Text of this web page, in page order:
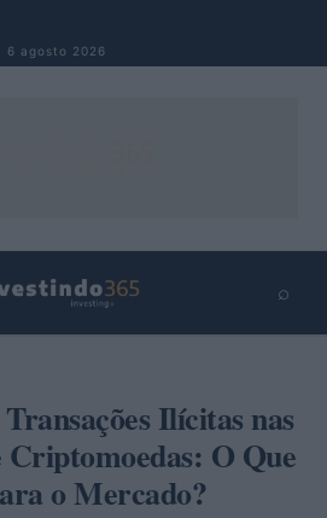
6 agosto 2026
⌕
Ilícitas nas
O Que
o Mercado?